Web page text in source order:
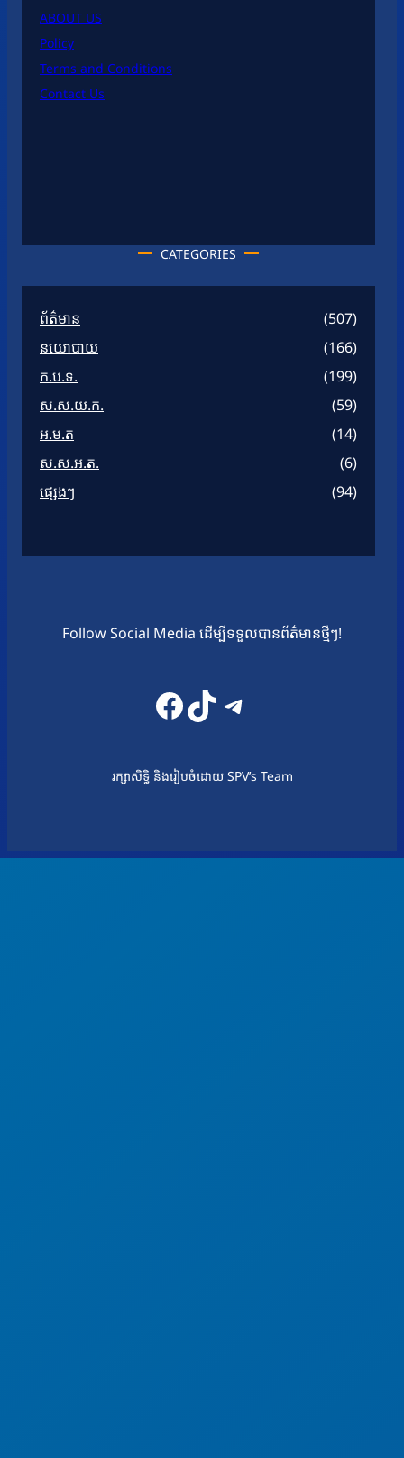
ABOUT US
Policy
Terms and Conditions
Contact Us
CATEGORIES
ព័ត៌មាន
(507)
នយោបាយ
(166)
ក.ប.ទ.
(199)
ស.ស.យ.ក.
(59)
អ.ម.ត
(14)
ស.ស.អ.ត.
(6)
ផ្សេងៗ
(94)
Follow Social Media ដើម្បីទទួលបានព័ត៌មានថ្មីៗ!
Facebook
TikTokTelegram
រក្សាសិទ្ធិ និងរៀបចំដោយ SPV’s Team